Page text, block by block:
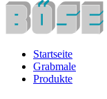
Startseite
Grabmale
Produkte